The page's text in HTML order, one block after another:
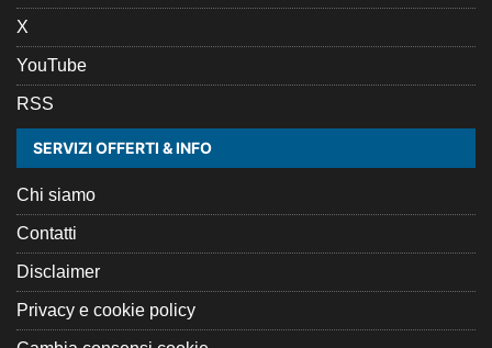
X
YouTube
RSS
SERVIZI OFFERTI & INFO
Chi siamo
Contatti
Disclaimer
Privacy e cookie policy